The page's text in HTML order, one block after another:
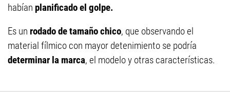
habían planificado el golpe.
Es un rodado de tamaño chico, que observando el
material fílmico con mayor detenimiento se podría
determinar la marca, el modelo y otras características.